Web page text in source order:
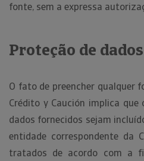
fonte, sem a expressa
Proteção de dados
O fato de preencher qualquer
Crédito y Caución implica
dados fornecidos sejam
entidade correspondente da
tratados de acordo com a